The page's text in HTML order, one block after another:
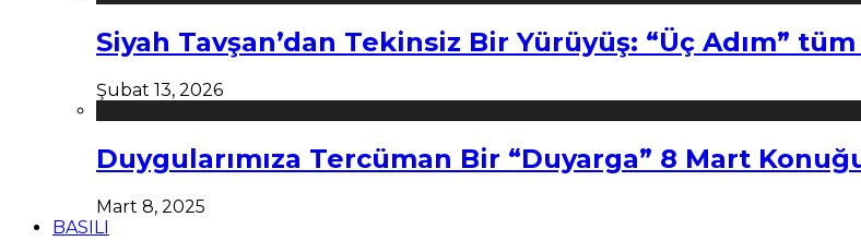
Siyah Tavşan’dan Tekinsiz Bir Yürüyüş: “Üç Adım”
Şubat 13, 2026
Duygularımıza Tercüman Bir “Duyarga” 8 Mart
Mart 8, 2025
BASILI